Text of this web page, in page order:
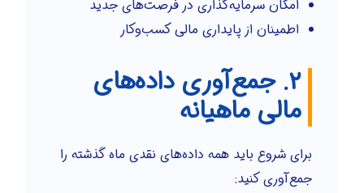
امکان سرمایه‌گذاری در فرصت‌های جدید
اطمینان از پایداری مالی کسب‌وکار
۲. جمع‌آوری داده‌های
مالی ماهیانه
برای شروع باید همه داده‌های نقدی ماه گذشته را
جمع‌آوری کنید: